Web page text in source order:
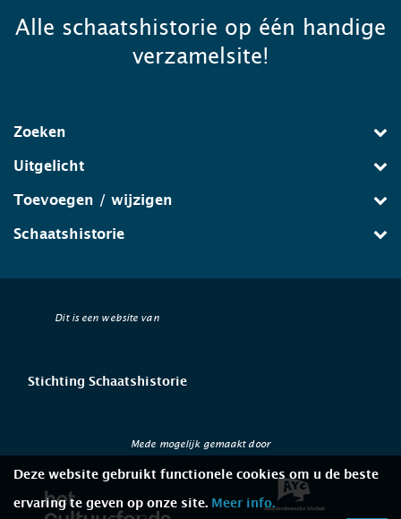
Alle schaatshistorie op één handige
verzamelsite!
Zoeken
Uitgelicht
Toevoegen / wijzigen
Schaatshistorie
Dit is een website van
Stichting Schaatshistorie
Mede mogelijk gemaakt door
Deze website gebruikt functionele cookies om u de beste
ervaring te geven op onze site. Meer info.